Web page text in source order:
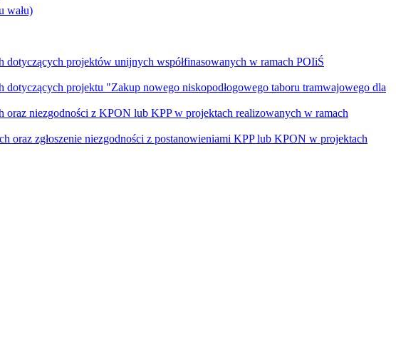
wału)
projektów unijnych współfinasowanych w ramach POIiŚ
projektu "Zakup nowego niskopodłogowego taboru tramwajowego dla
niezgodności z KPON lub KPP w projektach realizowanych w ramach
zgłoszenie niezgodności z postanowieniami KPP lub KPON w projektach